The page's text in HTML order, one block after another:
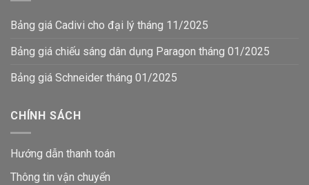
Bảng giá Cadivi cho đại lý tháng 11/2025
Bảng giá chiếu sáng dân dụng Paragon tháng 01/2025
Bảng giá Schneider tháng 01/2025
CHÍNH SÁCH
Hướng dẫn thanh toán
Thông tin vận chuyển